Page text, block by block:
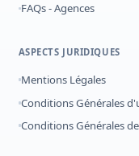
FAQs - Agences
ASPECTS JURIDIQUES
Mentions Légales
Conditions Générales
Conditions Générales